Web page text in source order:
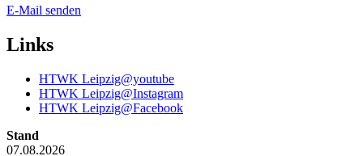
E-Mail senden
Links
HTWK Leipzig@youtube
HTWK Leipzig@Instagram
HTWK Leipzig@Facebook
Stand
07.08.2026